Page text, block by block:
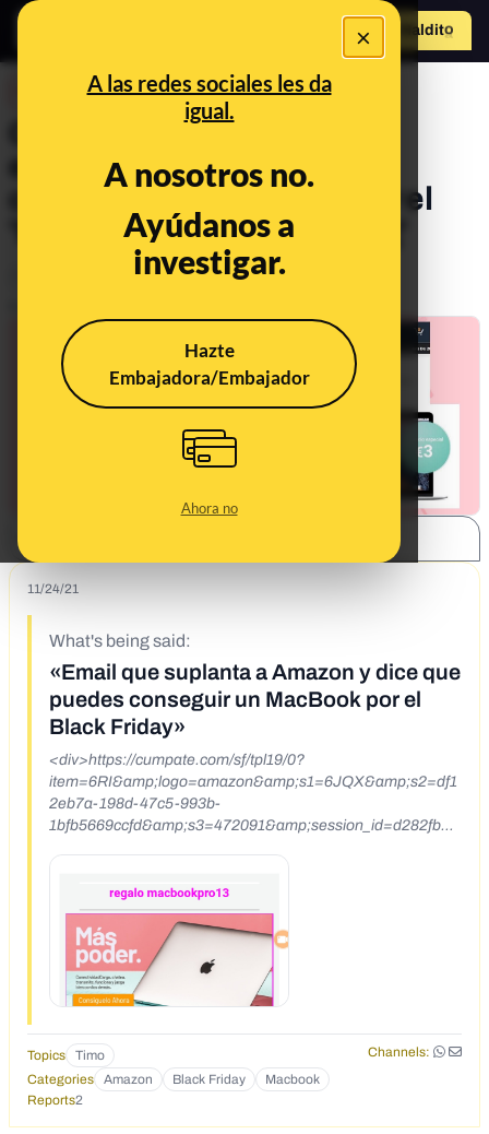
×
A las redes sociales les da
igual.
A nosotros no.
Ayúdanos a
investigar.
Hazte
Embajadora/Embajador
Ahora no
Hazte Maldito
Cuidado con la supuesta
encuesta de Amazon para
conseguir un MacBook por el
'Black Friday': es 'phishing'
11/24/21
What's being said:
«Email que suplanta a Amazon y dice que
puedes conseguir un MacBook por el
Black Friday»
<div>https://cumpate.com/sf/tpl19/0?
item=6RI&amp;logo=amazon&amp;s1=6JQX&amp;s2=df1
2eb7a-198d-47c5-993b-
1bfb5669ccfd&amp;s3=472091&amp;session_id=d282fb80
Topics Timo
Channels:
Categories
Amazon Black Friday
Macbook
Reports2